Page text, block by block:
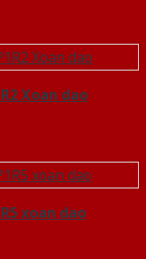
Xoan dao
xoan dao